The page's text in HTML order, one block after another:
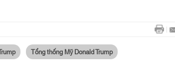
Tổng thống Mỹ Donald Trump